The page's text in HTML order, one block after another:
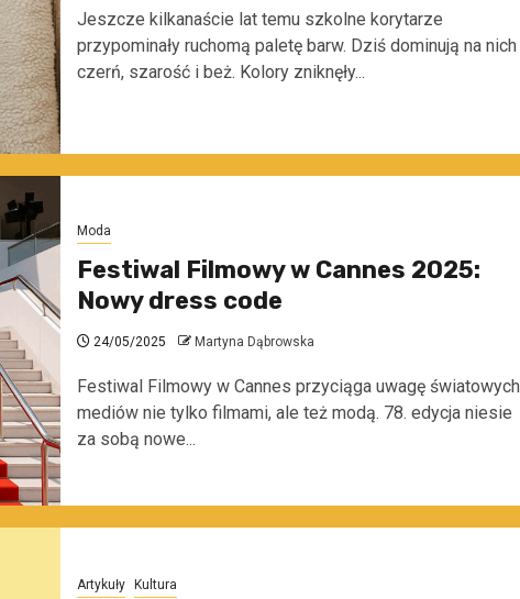
Jeszcze kilkanaście lat temu szkolne korytarze
przypominały ruchomą paletę barw. Dziś dominują na nich
czerń, szarość i beż. Kolory zniknęły...
Moda
Festiwal Filmowy w Cannes 2025:
Nowy dress code
24/05/2025 Martyna Dąbrowska
Festiwal Filmowy w Cannes przyciąga uwagę światowych
mediów nie tylko filmami, ale też modą. 78. edycja niesie
za sobą nowe...
Artykuły Kultura